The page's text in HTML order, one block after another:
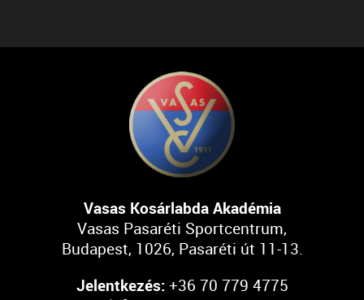
Vasas Kosárlabda Akadémia
Vasas Pasaréti Sportcentrum,
Budapest, 1026, Pasaréti út 11-13.
Jelentkezés: +36 70 779 4775